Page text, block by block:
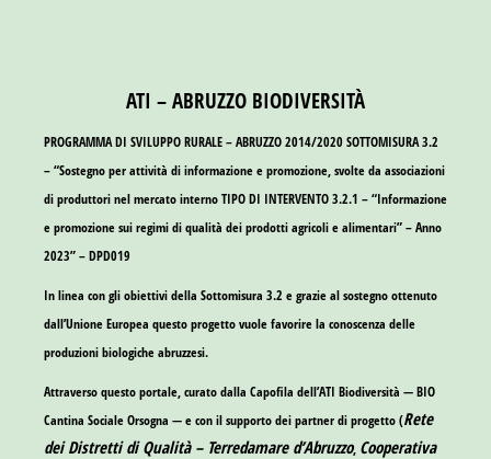
ATI – ABRUZZO BIODIVERSITÀ
PROGRAMMA DI SVILUPPO RURALE – ABRUZZO 2014/2020 SOTTOMISURA 3.2
– “Sostegno per attività di informazione e promozione, svolte da associazioni
di produttori nel mercato interno TIPO DI INTERVENTO 3.2.1 – “Informazione
e promozione sui regimi di qualità dei prodotti agricoli e alimentari” – Anno
2023” – DPD019
In linea con gli obiettivi della Sottomisura 3.2 e grazie al sostegno ottenuto
dall’Unione Europea questo progetto vuole favorire la conoscenza delle
produzioni biologiche abruzzesi.
Attraverso questo portale, curato dalla Capofila dell’ATI Biodiversità —BIO
Cantina Sociale Orsogna — e con il supporto dei partner di progetto (Rete
dei Distretti di Qualità – Terredamare d’Abruzzo, Cooperativa